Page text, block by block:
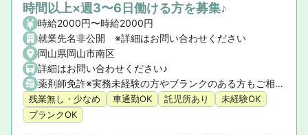
時間以上×週3〜6日働ける方を募集♪
時給2000円〜時給2000円
就業先名非公開 ※詳細はお問い合わせください
岡山県岡山市南区
詳細はお問い合わせください♪
薬剤師免許※実務未経験の方やブランクのある方もご相談ください。
残業無し・少なめ 車通勤OK 託児所あり
未経験OK
ブランクOK